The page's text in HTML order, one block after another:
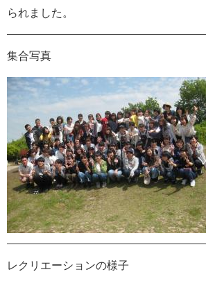
られました。
集合写真
レクリエーションの様子